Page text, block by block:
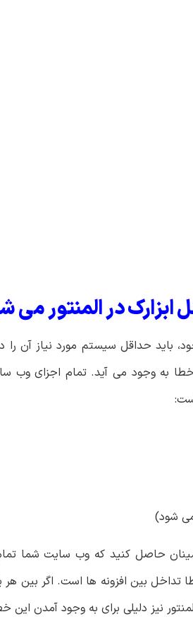
در المنتور می
باید حداقل سیستم مورد نیاز آن
خطا به وجود می آید. تمام اجزای وب
حاصل کنید که وب سایت شما
بین افزونه ها است. اگر بین
نیز دلیلی برای به وجود آمدن